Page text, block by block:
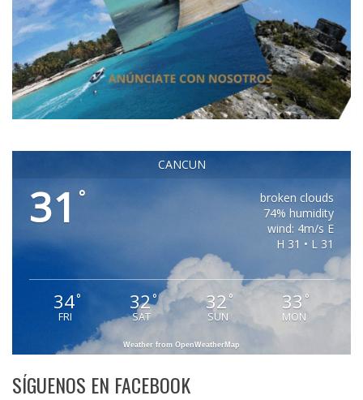
CANCUN
31 °
broken clouds
74% humidity
wind: 4m/s E
H 31 • L 31
34°
FRI
32°
SAT
32 °
SUN
33 °
MON
Weather from OpenWeatherMap
SÍGUENOS EN FACEBOOK